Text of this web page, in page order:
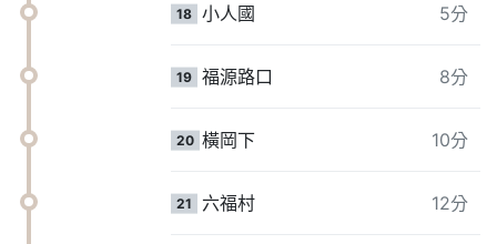
18 小人國 5分
19 福源路口 8分
20 橫岡下 10分
21 六福村 12分